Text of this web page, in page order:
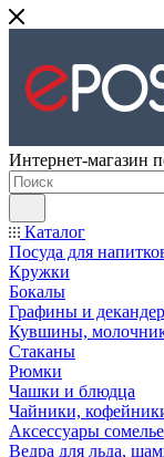
Интернет-магазин
Каталог
Посуда для
Кружки
Бокалы
Графины и
Кувшины,
Стаканы
Рюмки
Чашки и блюдца
Чайники,
Аксессуары сомелье
Ведра для льда,